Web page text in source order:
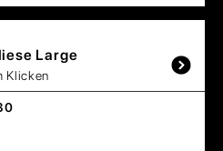
Large
Klicken